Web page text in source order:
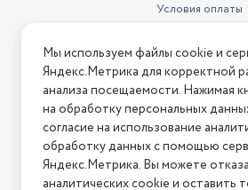
Условия оплаты
Условия возврата
Нашли ошибку на сайте?
2026 © Интернет-магазин
Политика
Мы используем файлы cookie и
Яндекс.Метрика для корректной
анализа посещаемости. Нажимая
на обработку персональных
согласие на использование
обработку данных с помощью
Яндекс.Метрика. Вы можете
аналитических cookie и оставить